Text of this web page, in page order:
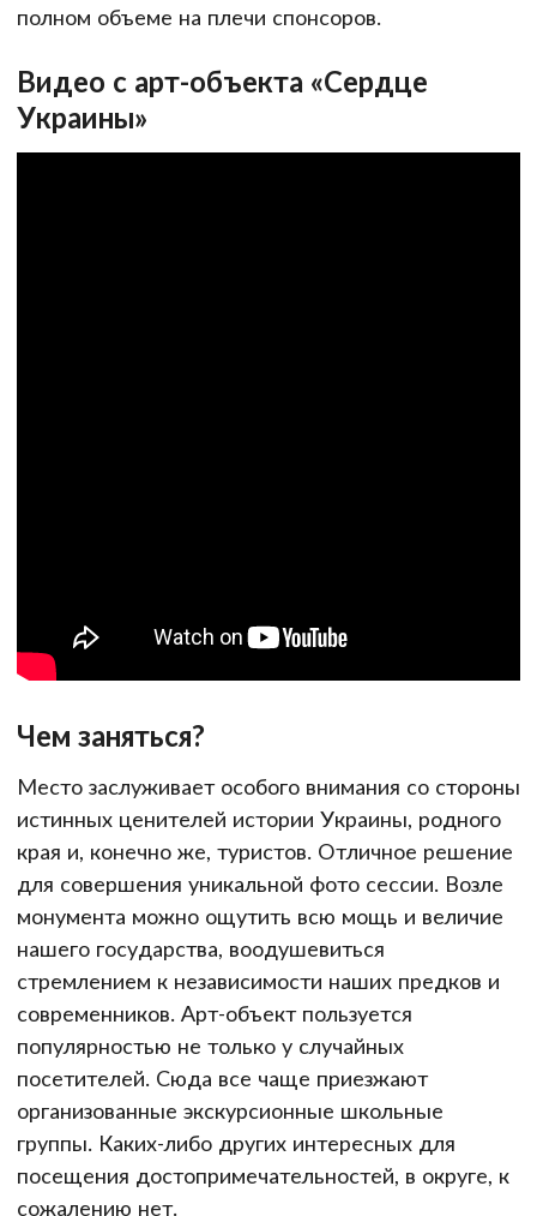
полном объеме на плечи спонсоров.
Видео с арт-объекта «Сердце
Украины»
Чем заняться?
Место заслуживает особого внимания со стороны
истинных ценителей истории Украины, родного
края и, конечно же, туристов. Отличное решение
для совершения уникальной фото сессии. Возле
монумента можно ощутить всю мощь и величие
нашего государства, воодушевиться
стремлением к независимости наших предков и
современников. Арт-объект пользуется
популярностью не только у случайных
посетителей. Сюда все чаще приезжают
организованные экскурсионные школьные
группы. Каких-либо других интересных для
посещения достопримечательностей, в округе, к
сожалению нет.